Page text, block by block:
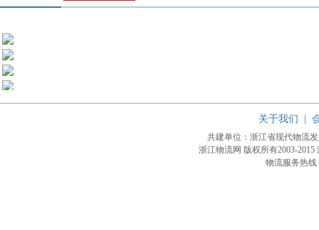
关于我们 |
共建单位：浙江省现代物流
浙江物流网 版权所有2003-2015
物流服务热线